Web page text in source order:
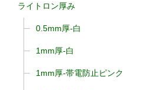
ライトロン厚み
0.5mm厚-白
1mm厚-白
1mm厚-帯電防止ピンク